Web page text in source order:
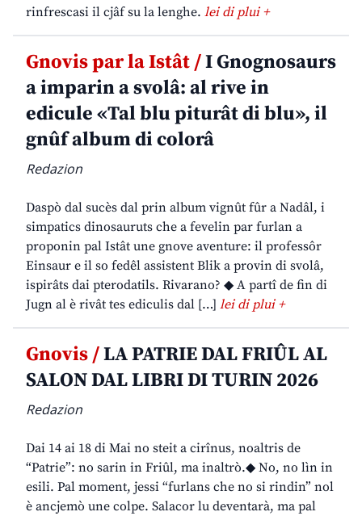
rinfrescasi il cjâf su la lenghe. lei di plui +
Gnovis par la Istât /I Gnognosaurs
a imparin a svolâ: al rive in
edicule «Tal blu piturât di blu», il
gnûf album di colorâ
Redazion
Daspò dal sucès dal prin album vignût fûr a Nadâl, i
simpatics dinosauruts che a fevelin par furlan a
proponin pal Istât une gnove aventure: il professôr
Einsaur e il so fedêl assistent Blik a provin di svolâ,
ispirâts dai pterodatils. Rivarano? ◆ A partî de fin di
Jugn al è rivât tes ediculis dal […] lei di plui +
Gnovis /LA PATRIE DAL FRIÛL AL
SALON DAL LIBRI DI TURIN 2026
Redazion
Dai 14 ai 18 di Mai no steit a cirînus, noaltris de
“Patrie”: no sarin in Friûl, ma inaltrò.◆ No, no lìn in
esili. Pal moment, jessi “furlans che no si rindin” nol
è ancjemò une colpe. Salacor lu deventarà, ma pal